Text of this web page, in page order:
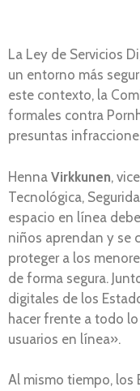
La Ley de Servicios
un entorno más
este contexto, la
formales contra
presuntas
Henna Virkkunen,
Tecnológica,
espacio en línea
niños aprendan y se
proteger a los
de forma segura.
digitales de los
hacer frente a todo
usuarios en línea».
Al mismo tiempo, los